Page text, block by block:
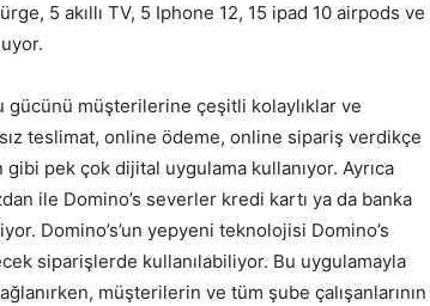
5 akıllı TV, 5 Iphone 12, 15 ipad 10 airpods ve
müşterilerine çeşitli kolaylıklar ve
teslimat, online ödeme, online sipariş verdikçe
gibi pek çok dijital uygulama kullanıyor. Ayrıca
ile Domino’s severler kredi kartı ya da banka
Domino’s’un yepyeni teknolojisi Domino’s
siparişlerde kullanılabiliyor. Bu uygulamayla
müşterilerin ve tüm şube çalışanlarının